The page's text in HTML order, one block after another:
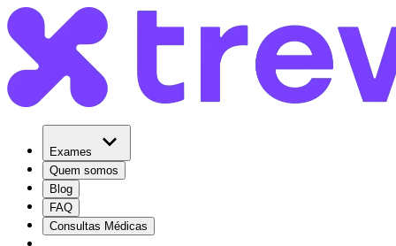
Exames
Quem somos
Blog
FAQ
Consultas Médicas